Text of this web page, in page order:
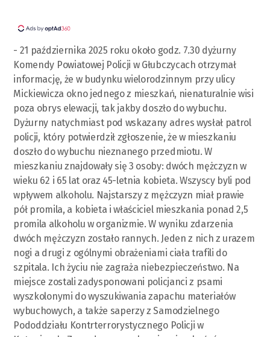
- 21 października 2025 roku około godz. 7.30 dyżurny
Komendy Powiatowej Policji w Głubczycach otrzymał
informację, że w budynku wielorodzinnym przy ulicy
Mickiewicza okno jednego z mieszkań, nienaturalnie wisi
poza obrys elewacji, tak jakby doszło do wybuchu.
Dyżurny natychmiast pod wskazany adres wysłał patrol
policji, który potwierdził zgłoszenie, że w mieszkaniu
doszło do wybuchu nieznanego przedmiotu. W
mieszkaniu znajdowały się 3 osoby: dwóch mężczyzn w
wieku 62 i 65 lat oraz 45-letnia kobieta. Wszyscy byli pod
wpływem alkoholu. Najstarszy z mężczyzn miał prawie
pół promila, a kobieta i właściciel mieszkania ponad 2,5
promila alkoholu w organizmie. W wyniku zdarzenia
dwóch mężczyzn zostało rannych. Jeden z nich z urazem
nogi a drugi z ogólnymi obrażeniami ciała trafili do
szpitala. Ich życiu nie zagraża niebezpieczeństwo. Na
miejsce zostali zadysponowani policjanci z psami
wyszkolonymi do wyszukiwania zapachu materiałów
wybuchowych, a także saperzy z Samodzielnego
Pododdziału Kontrterrorystycznego Policji w